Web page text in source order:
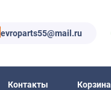
evroparts55@mail.ru
Контакты Корзина